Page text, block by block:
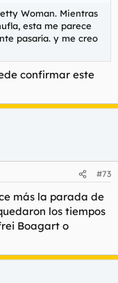
Woman. Mientras
esta me parece
pasaría. y me creo
confirmar este
#73
más la parada de
los tiempos
Boagart o